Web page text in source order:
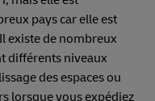
pays car elle est
existe de nombreux
différents niveaux
des espaces ou
lorsque vous expédiez